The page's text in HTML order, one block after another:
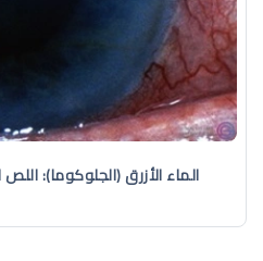
الماء الأزرق (الجلوكوما):